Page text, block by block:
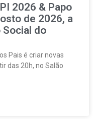
2026 & Papo
de 2026, a
Social do
Pais é criar novas
das 20h, no Salão